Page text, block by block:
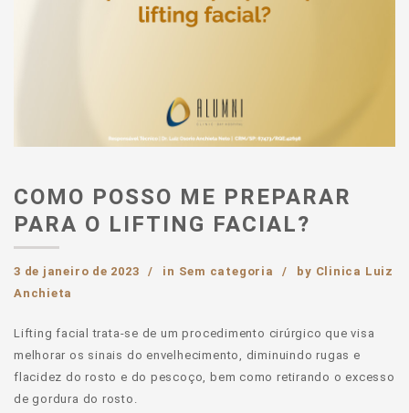
COMO POSSO ME PREPARAR
PARA O LIFTING FACIAL?
3 de janeiro de 2023 in Sem categoria by Clinica Luiz
Anchieta
Lifting facial trata-se de um procedimento cirúrgico que visa
melhorar os sinais do envelhecimento, diminuindo rugas e
flacidez do rosto e do pescoço, bem como retirando o excesso
de gordura do rosto.